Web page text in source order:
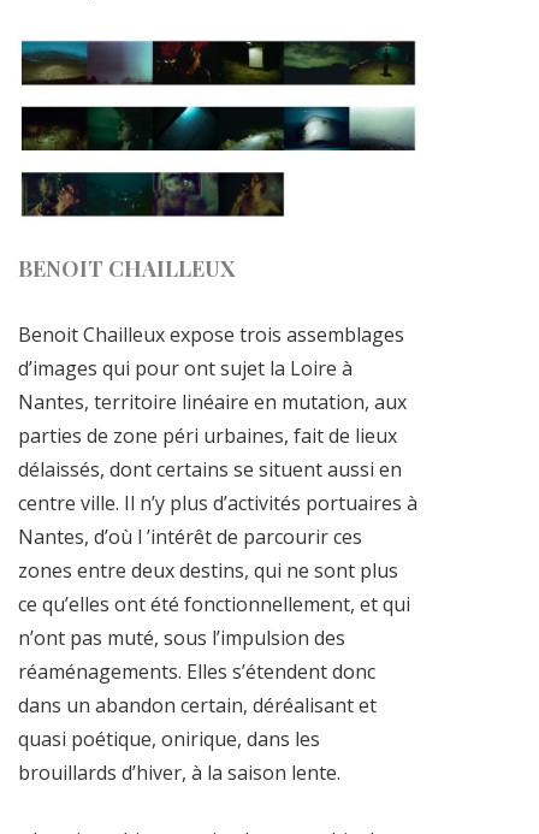
BENOIT CHAILLEUX
Benoit Chailleux expose trois assemblages
d’images qui pour ont sujet la Loire à
Nantes, territoire linéaire en mutation, aux
parties de zone péri urbaines, fait de lieux
délaissés, dont certains se situent aussi en
centre ville. Il n’y plus d’activités portuaires à
Nantes, d’où l ’intérêt de parcourir ces
zones entre deux destins, qui ne sont plus
ce qu’elles ont été fonctionnellement, et qui
n’ont pas muté, sous l’impulsion des
réaménagements. Elles s’étendent donc
dans un abandon certain, déréalisant et
quasi poétique, onirique, dans les
brouillards d’hiver, à la saison lente.